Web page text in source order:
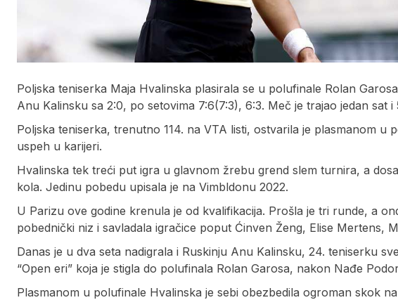
Poljska teniserka Maja Hvalinska plasirala se u polufinale Rolan
Anu Kalinsku sa 2:0, po setovima 7:6(7:3), 6:3. Meč je trajao jedan sat i
Poljska teniserka, trenutno 114. na VTA listi, ostvarila je plasmanom u
uspeh u karijeri.
Hvalinska tek treći put igra u glavnom žrebu grend slem turnira, a
kola. Jedinu pobedu upisala je na Vimbldonu 2022.
U Parizu ove godine krenula je od kvalifikacija. Prošla je tri runde, a
pobednički niz i savladala igračice poput Ćinven Ženg, Elise Mertens,
Danas je u dva seta nadigrala i Ruskinju Anu Kalinsku, 24. teniserku
“Open eri” koja je stigla do polufinala Rolan Garosa, nakon Nađe
Plasmanom u polufinale Hvalinska je sebi obezbedila ogroman skok